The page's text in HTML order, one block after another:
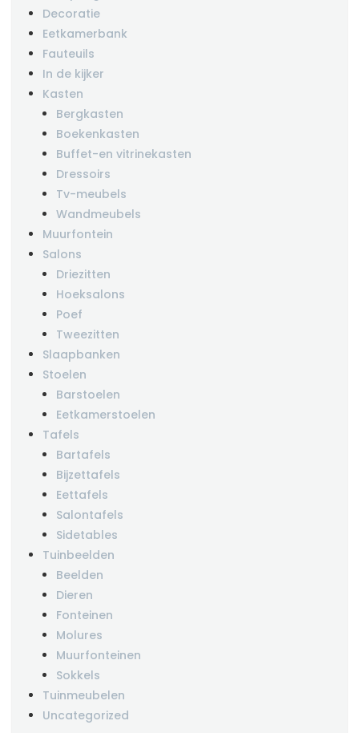
Decoratie
Eetkamerbank
Fauteuils
In de kijker
Kasten
Bergkasten
Boekenkasten
Buffet-en vitrinekasten
Dressoirs
Tv-meubels
Wandmeubels
Muurfontein
Salons
Driezitten
Hoeksalons
Poef
Tweezitten
Slaapbanken
Stoelen
Barstoelen
Eetkamerstoelen
Tafels
Bartafels
Bijzettafels
Eettafels
Salontafels
Sidetables
Tuinbeelden
Beelden
Dieren
Fonteinen
Molures
Muurfonteinen
Sokkels
Tuinmeubelen
Uncategorized